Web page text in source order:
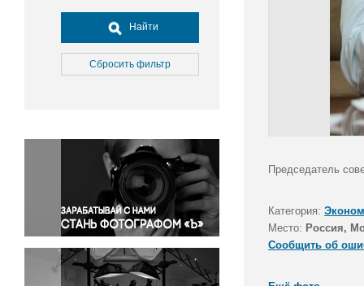
Досуг, туризм и отдых
Культура
Медицина
Окружающая среда
Политика
Правосудие
Происшествия и конфликты
Религия
Светская жизнь
Спорт
Найти
Сбросить фильтр
Председатель
Категория:
Место: Россия,
Сообщить об